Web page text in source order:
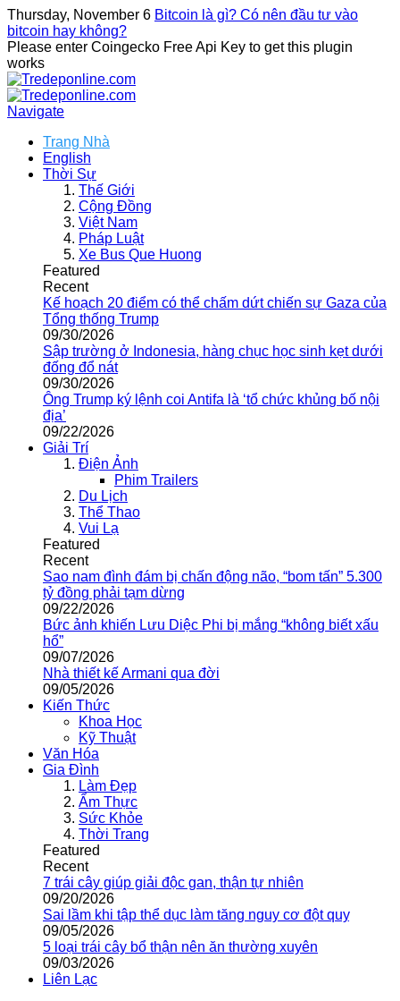
Thursday, November 6 Bitcoin là gì? Có nên đầu tư vào
bitcoin hay không?
Please enter Coingecko Free Api Key to get this plugin
works
Navigate
Trang Nhà
English
Thời Sự
Thế Giới
Cộng Đồng
Việt Nam
Pháp Luật
Xe Bus Que Huong
Featured
Recent
Kế hoạch 20 điểm có thể chấm dứt chiến sự Gaza của
Tổng thống Trump
09/30/2026
Sập trường ở Indonesia, hàng chục học sinh kẹt dưới
đống đổ nát
09/30/2026
Ông Trump ký lệnh coi Antifa là ‘tổ chức khủng bố nội
địa’
09/22/2026
Giải Trí
Điện Ảnh
Phim Trailers
Du Lịch
Thể Thao
Vui Lạ
Featured
Recent
Sao nam đình đám bị chấn động não, “bom tấn” 5.300
tỷ đồng phải tạm dừng
09/22/2026
Bức ảnh khiến Lưu Diệc Phi bị mắng “không biết xấu
hổ”
09/07/2026
Nhà thiết kế Armani qua đời
09/05/2026
Kiến Thức
Khoa Học
Kỹ Thuật
Văn Hóa
Gia Đình
Làm Đẹp
Ẩm Thực
Sức Khỏe
Thời Trang
Featured
Recent
7 trái cây giúp giải độc gan, thận tự nhiên
09/20/2026
Sai lầm khi tập thể dục làm tăng nguy cơ đột quỵ
09/05/2026
5 loại trái cây bổ thận nên ăn thường xuyên
09/03/2026
Liên Lạc